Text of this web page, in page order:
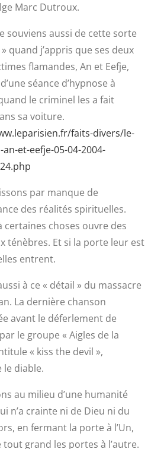
Marc Dutroux.
souviens aussi de cette sorte
quand j’appris que ses deux
flamandes, An et Eefje,
séance d’hypnose à
le criminel les a fait
sa voiture.
faits-divers/le-
an-et-eefje-05-04-2004-
par manque de
des réalités spirituelles.
certaines choses ouvre des
ténèbres. Et si la porte leur est
entrent.
à ce « détail » du massacre
La dernière chanson
avant le déferlement de
le groupe « Aigles de la
« kiss the devil »,
le diable.
au milieu d’une humanité
n’a crainte ni de Dieu ni du
en fermant la porte à l’Un,
tout grand les portes à l’autre.